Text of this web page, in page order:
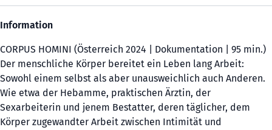
Information
CORPUS HOMINI (Österreich 2024 | Dokumentation | 95 min.)
Der menschliche Körper bereitet ein Leben lang Arbeit:
Sowohl einem selbst als aber unausweichlich auch Anderen.
Wie etwa der Hebamme, praktischen Ärztin, der
Sexarbeiterin und jenem Bestatter, deren täglicher, dem
Körper zugewandter Arbeit zwischen Intimität und